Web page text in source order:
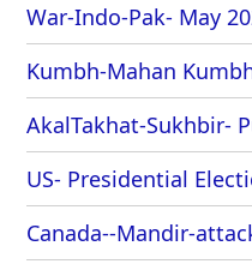
War-Indo-Pak- May
Kumbh-Mahan
AkalTakhat-Sukhbir-
US- Presidential
Canada--Mandir-